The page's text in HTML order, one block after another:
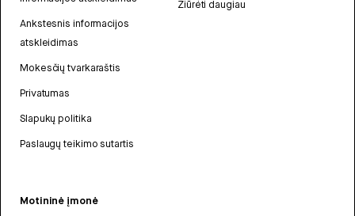
Ankstesnis informacijos
atskleidimas
Mokesčių tvarkaraštis
Privatumas
Slapukų politika
Paslaugų teikimo sutartis
Žiūrėti daugiau
Motininė įmonė